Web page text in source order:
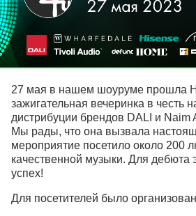
27 мая в нашем шоуруме прошла
зажигательная вечеринка в честь
дистрибуции брендов DALI и Naim
Мы рады, что она вызвала
мероприятие посетило около 200
качественной музыки. Для дебюта
успех!
Для посетителей было